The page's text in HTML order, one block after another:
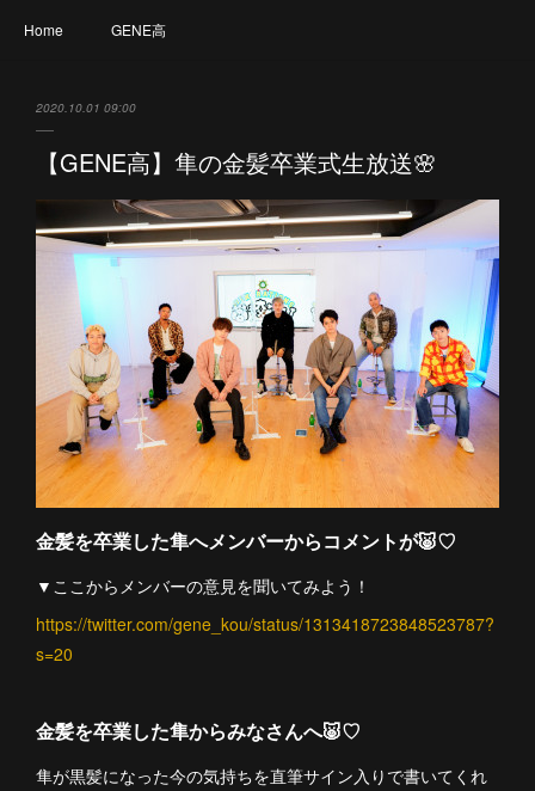
Home GENE高
2020.10.01 09:00
【GENE高】隼の金髪卒業式生放送🌸
金髪を卒業した隼へメンバーからコメントが🐷♡
▼ここからメンバーの意見を聞いてみよう！
https://twitter.com/gene_kou/status/1313418723848523787?
s=20
金髪を卒業した隼からみなさんへ🐷♡
隼が黒髪になった今の気持ちを直筆サイン入りで書いてくれ